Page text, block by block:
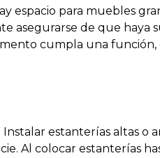
espacio para muebles
asegurarse de que haya
cumpla una función,
estanterías altas o
Al colocar estanterías